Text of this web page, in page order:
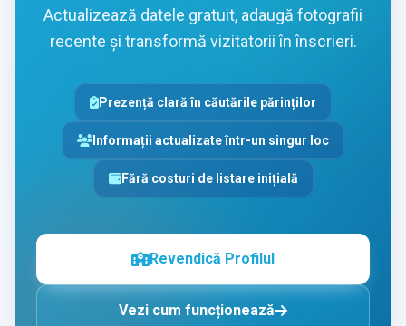
Actualizează datele gratuit, adaugă fotografii
recente și transformă vizitatorii în înscrieri.
Prezență clară în căutările părinților
Informații actualizate într-un singur loc
Fără costuri de listare inițială
Revendică Profilul
Vezi cum funcționează